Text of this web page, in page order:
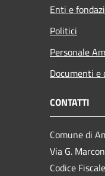
Enti e
Politici
Personale
Documenti e
CONTATTI
Comune di
Via G.
Codice